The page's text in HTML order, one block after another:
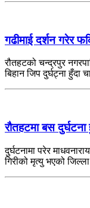
गढीमाई दर्शन गरेर
रौतहटको चन्द्रपुर
बिहान जिप दुर्घट्ना हुँदा
रौतहटमा बस
दुर्घटनामा परेर
गिरीको मृत्यु भएको